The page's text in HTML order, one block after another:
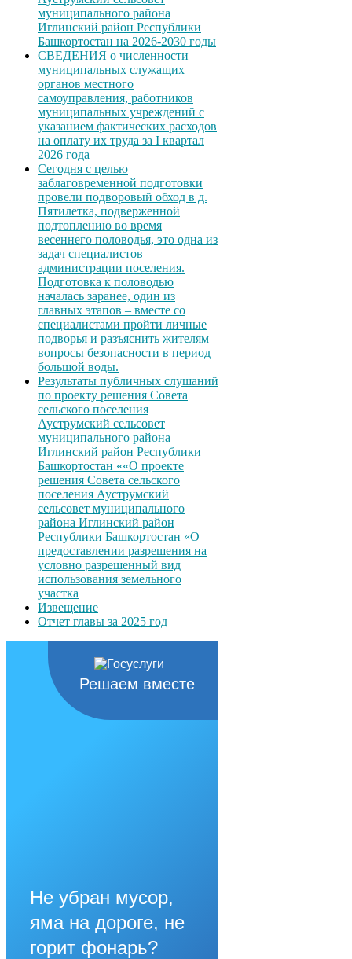
муниципального района
Иглинский район Республики
Башкортостан на 2026-2030 годы
СВЕДЕНИЯ о численности
муниципальных служащих
органов местного
самоуправления, работников
муниципальных учреждений с
указанием фактических расходов
на оплату их труда за I квартал
2026 года
Сегодня с целью
заблаговременной подготовки
провели подворовый обход в д.
Пятилетка, подверженной
подтоплению во время
весеннего половодья, это одна из
задач специалистов
администрации поселения.
Подготовка к половодью
началась заранее, один из
главных этапов – вместе со
специалистами пройти личные
подворья и разъяснить жителям
вопросы безопасности в период
большой воды.
Результаты публичных слушаний
по проекту решения Совета
сельского поселения
Ауструмский сельсовет
муниципального района
Иглинский район Республики
Башкортостан ««О проекте
решения Совета сельского
поселения Ауструмский
сельсовет муниципального
района Иглинский район
Республики Башкортостан «О
предоставлении разрешения на
условно разрешенный вид
использования земельного
участка
Извещение
Отчет главы за 2025 год
Решаем вместе
Не убран мусор,
яма на дороге, не
горит фонарь?